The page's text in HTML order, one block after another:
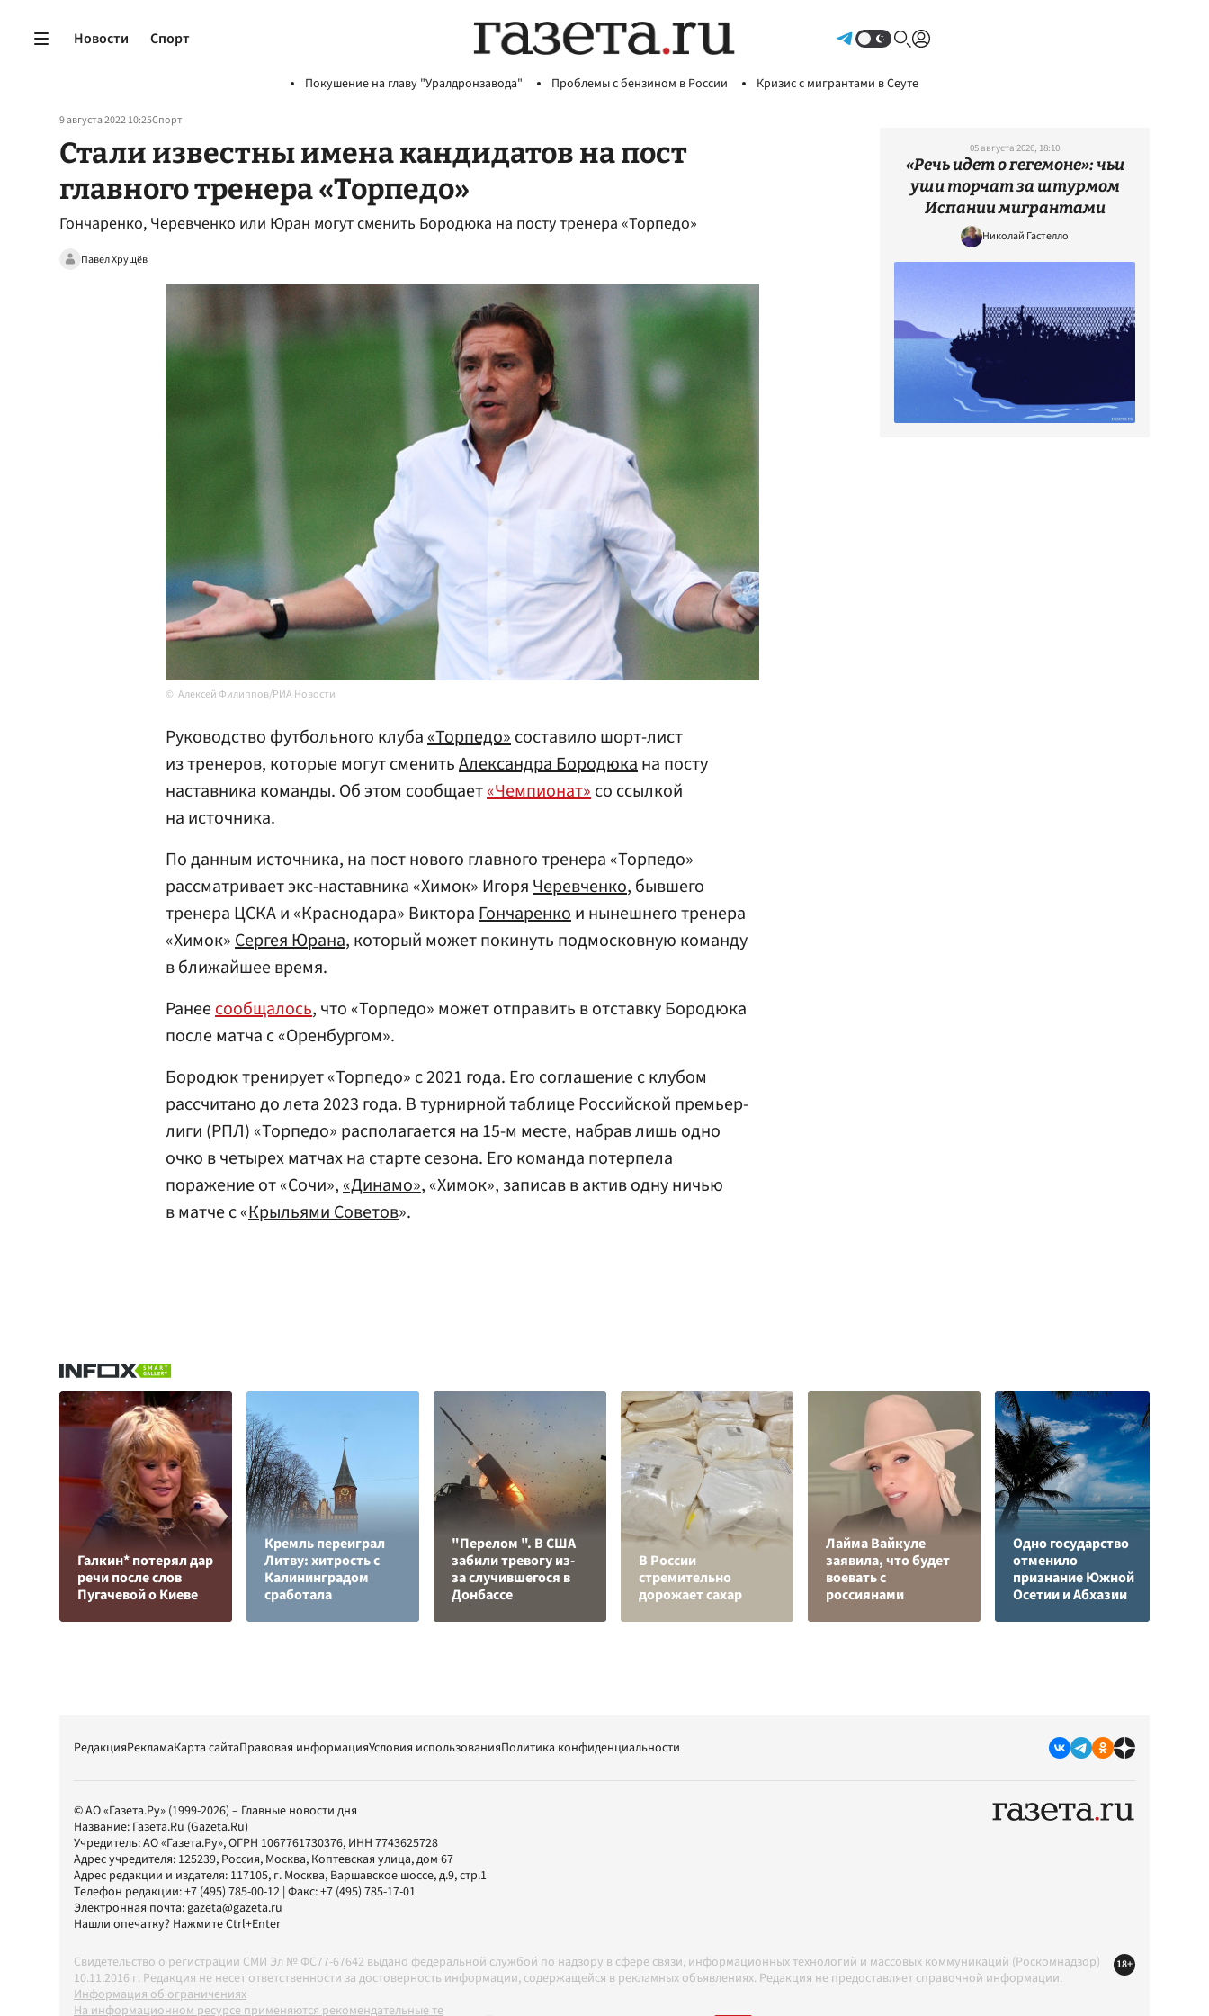
Новости Спорт
Покушение на главу "Уралдронзавода" Проблемы с бензином в России Кризис с мигрантами в Сеуте
9 августа 2022 10:25Спорт
Стали известны имена кандидатов на пост
главного тренера «Торпедо»
Гончаренко, Черевченко или Юран могут сменить Бородюка на посту тренера «Торпедо»
Павел Хрущёв
Алексей Филиппов/РИА Новости
Руководство футбольного клуба«Торпедо»составило шорт-лист
из тренеров, которые могут сменитьАлександра Бородюкана посту
наставника команды. Об этом сообщает«Чемпионат»со ссылкой
на источника.
По данным источника, на пост нового главного тренера «Торпедо»
рассматривает экс-наставника «Химок» ИгоряЧеревченко, бывшего
тренера ЦСКА и «Краснодара» ВиктораГончаренкои нынешнего тренера
«Химок»Сергея Юрана, который может покинуть подмосковную команду
в ближайшее время.
Ранеесообщалось, что «Торпедо» может отправить в отставку Бородюка
после матча с «Оренбургом».
Бородюк тренирует «Торпедо» с 2021 года. Его соглашение с клубом
рассчитано до лета 2023 года. В турнирной таблице Российской премьер-
лиги (РПЛ) «Торпедо» располагается на 15-м месте, набрав лишь одно
очко в четырех матчах на старте сезона. Его команда потерпела
поражение от «Сочи»,«Динамо», «Химок», записав в актив одну ничью
в матче с «Крыльями Советов».
05 августа 2026, 18:10
«Речь идет о гегемоне»: чьи
уши торчат за штурмом
Испании мигрантами
Николай Гастелло
Галкин* потерял дар
речи после слов
Пугачевой о Киеве
Кремль переиграл
Литву: хитрость с
Калининградом
сработала
"Перелом ". В США
забили тревогу из-
за случившегося в
Донбассе
В России
стремительно
дорожает сахар
Лайма Вайкуле
заявила, что будет
воевать с
россиянами
Одно государство
отменило
признание Южной
Осетии и Абхазии
РедакцияРекламаКарта сайтаПравовая информацияУсловия использованияПолитика конфиденциальности
© АО «Газета.Ру» (1999-2026) – Главные новости дня
Название: Газета.Ru (Gazeta.Ru)
Учредитель:АО «Газета.Ру», ОГРН 1067761730376, ИНН 7743625728
Адрес учредителя: 125239, Россия, Москва, Коптевская улица, дом 67
Адрес редакции и издателя: 117105, г. Москва, Варшавское шоссе, д.9, стр.1
Телефон редакции:+7 (495) 785-00-12 | Факс:+7 (495) 785-17-01
Электронная почта:gazeta@gazeta.ru
Нашли опечатку? Нажмите Ctrl+Enter
Свидетельство о регистрации СМИ Эл № ФС77-67642 выдано федеральной службой по надзору в сфере связи, информационных технологий и массовых коммуникаций (Роскомнадзор)
10.11.2016 г. Редакция не несет ответственности за достоверность информации, содержащейся в рекламных объявлениях. Редакция не предоставляет справочной информации.
Информация об ограничениях
На информационном ресурсе применяются рекомендательные технологии в соответствии с Правилами
18+